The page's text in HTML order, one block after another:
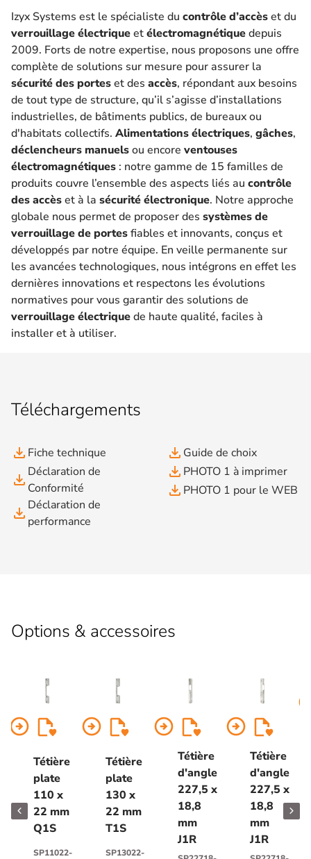
Izyx Systems est le spécialiste du contrôle d’accèset du
verrouillage électriqueetélectromagnétiquedepuis
2009. Forts de notre expertise, nous proposons une offre
complète de solutions sur mesure pour assurer la
sécurité des porteset des accès, répondant aux besoins
de tout type de structure, qu’il s’agisse d’installations
industrielles, de bâtiments publics, de bureaux ou
d'habitats collectifs. Alimentations électriques, gâches,
déclencheurs manuelsou encore ventouses
électromagnétiques : notre gamme de 15 familles de
produits couvre l’ensemble des aspects liés au contrôle
des accèset à la sécurité électronique. Notre approche
globale nous permet de proposer des systèmes de
verrouillage de portesfiables et innovants, conçus et
développés par notre équipe. En veille permanente sur
les avancées technologiques, nous intégrons en effet les
dernières innovations et respectons les évolutions
normatives pour vous garantir des solutions de
verrouillage électriquede haute qualité, faciles à
installer et à utiliser.
Téléchargements
file_download Fiche technique
file_download Déclaration de
Conformité
file_download Déclaration de
performance
file_download Guide de choix
file_download PHOTO 1 à imprimer
file_download PHOTO 1 pour le WEB
Options & accessoires
arrow_circle_right
Tétière
plate
110 x
22 mm
Q1S
SP11022-
arrow_circle_right
Tétière
plate
130 x
22 mm
T1S
SP13022-
arrow_circle_right
Tétière
d'angle
227,5 x
18,8
mm
J1R
arrow_circle_right
Tétière
d'angle
227,5 x
18,8
mm
J1R